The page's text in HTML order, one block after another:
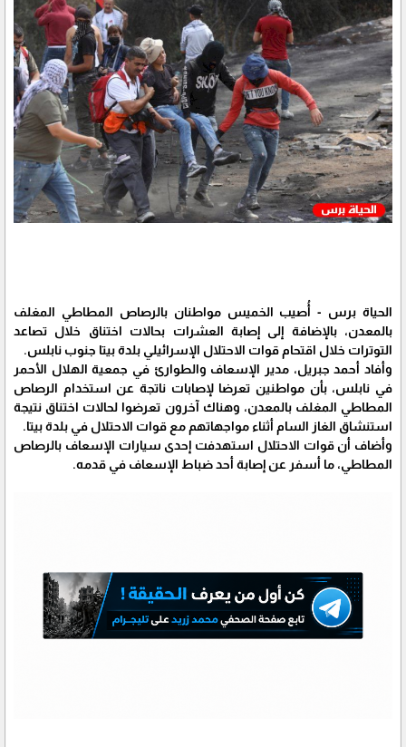
الحياة برس - أُصيب الخميس مواطنان بالرصاص المطاطي المغلف
بالمعدن، بالإضافة إلى إصابة العشرات بحالات اختناق خلال تصاعد
التوترات خلال اقتحام قوات الاحتلال الإسرائيلي بلدة بيتا جنوب نابلس.
وأفاد أحمد جبريل، مدير الإسعاف والطوارئ في جمعية الهلال الأحمر
في نابلس، بأن مواطنين تعرضا لإصابات ناتجة عن استخدام الرصاص
المطاطي المغلف بالمعدن، وهناك آخرون تعرضوا لحالات اختناق نتيجة
استنشاق الغاز السام أثناء مواجهاتهم مع قوات الاحتلال في بلدة بيتا.
وأضاف أن قوات الاحتلال استهدفت إحدى سيارات الإسعاف بالرصاص
المطاطي، ما أسفر عن إصابة أحد ضباط الإسعاف في قدمه.